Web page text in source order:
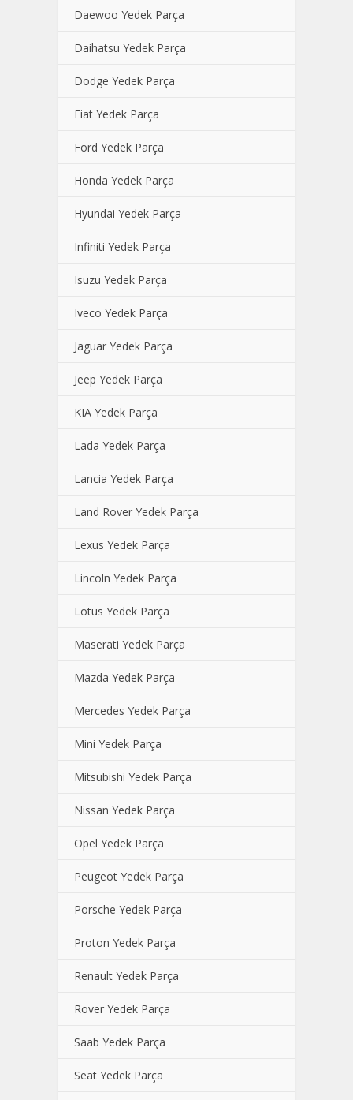
Daewoo Yedek Parça
Daihatsu Yedek Parça
Dodge Yedek Parça
Fiat Yedek Parça
Ford Yedek Parça
Honda Yedek Parça
Hyundai Yedek Parça
Infiniti Yedek Parça
Isuzu Yedek Parça
Iveco Yedek Parça
Jaguar Yedek Parça
Jeep Yedek Parça
KIA Yedek Parça
Lada Yedek Parça
Lancia Yedek Parça
Land Rover Yedek Parça
Lexus Yedek Parça
Lincoln Yedek Parça
Lotus Yedek Parça
Maserati Yedek Parça
Mazda Yedek Parça
Mercedes Yedek Parça
Mini Yedek Parça
Mitsubishi Yedek Parça
Nissan Yedek Parça
Opel Yedek Parça
Peugeot Yedek Parça
Porsche Yedek Parça
Proton Yedek Parça
Renault Yedek Parça
Rover Yedek Parça
Saab Yedek Parça
Seat Yedek Parça